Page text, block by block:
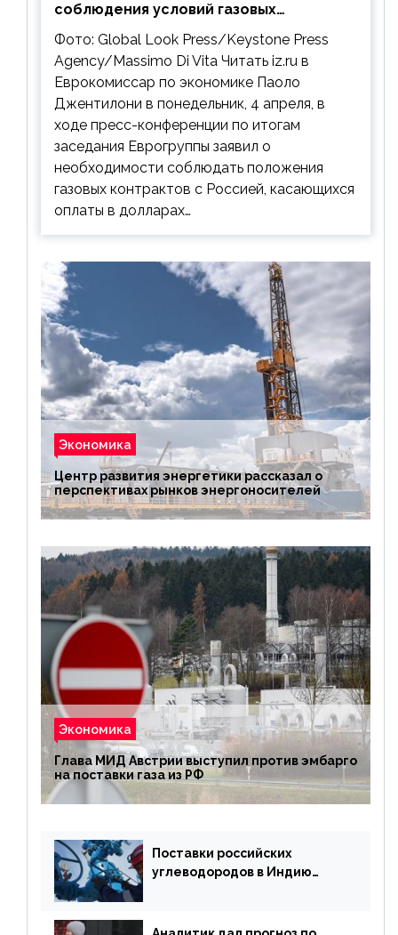
соблюдения условий газовых
контрактов с РФ
Фото: Global Look Press/Keystone Press
Agency/Massimo Di Vita Читать iz.ru в
Еврокомиссар по экономике Паоло
Джентилони в понедельник, 4 апреля, в
ходе пресс-конференции по итогам
заседания Еврогруппы заявил о
необходимости соблюдать положения
газовых контрактов с Россией, касающихся
оплаты в долларах…
Экономика
Центр развития энергетики рассказал о
перспективах рынков энергоносителей
Экономика
Глава МИД Австрии выступил против эмбарго
на поставки газа из РФ
Поставки российских
углеводородов в Индию